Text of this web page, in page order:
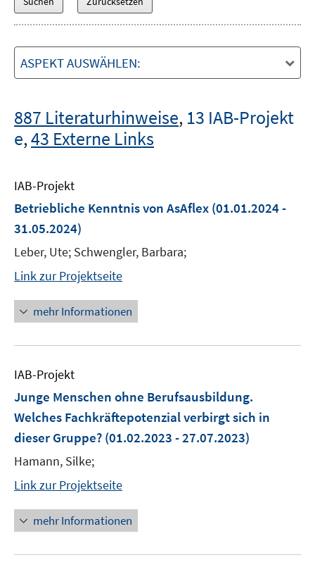
ASPEKT AUSWÄHLEN:
887 Literaturhinweise, 13 IAB-Projekt
e,43 Externe Links
IAB-Projekt
Betriebliche Kenntnis von AsAflex (01.01.2024 -
31.05.2024)
Leber, Ute; Schwengler, Barbara;
Link zur Projektseite
mehr Informationen
IAB-Projekt
Junge Menschen ohne Berufsausbildung.
Welches Fachkräftepotenzial verbirgt sich in
dieser Gruppe? (01.02.2023 - 27.07.2023)
Hamann, Silke;
Link zur Projektseite
mehr Informationen